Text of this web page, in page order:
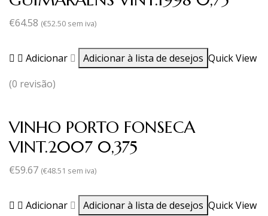
€64.58 (€52.50 sem iva)
Adicionar Adicionar à lista de desejos Quick View
(0 revisão)
VINHO PORTO FONSECA
VINT.2007 0,375
€59.67 (€48.51 sem iva)
Adicionar Adicionar à lista de desejos Quick View